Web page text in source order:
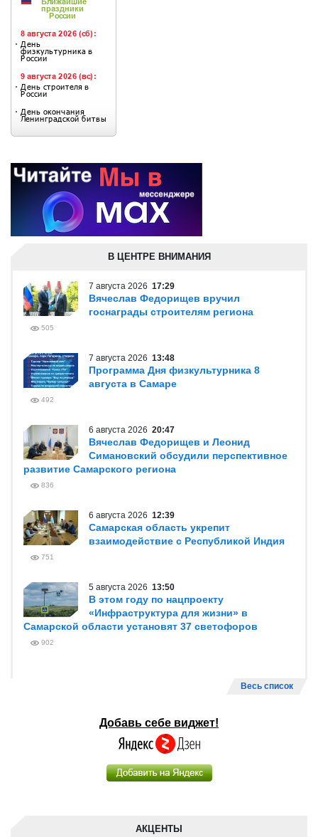
В ЦЕНТРЕ ВНИМАНИЯ
7 августа 2026 17:29
Вячеслав Федорищев вручил
госнаграды строителям региона
505
7 августа 2026 13:48
Программа Дня физкультурника 8
августа в Самаре
492
6 августа 2026 20:47
Вячеслав Федорищев и Леонид
Симановский обсудили перспективное
развитие Самарского региона
836
6 августа 2026 12:39
Самарская область укрепит
взаимодействие с Республикой Индия
751
5 августа 2026 13:50
В этом году по нацпроекту
«Инфраструктура для жизни» в
Самарской области установят 37 светофоров
902
Весь список
Добавь себе виджет!
АКЦЕНТЫ